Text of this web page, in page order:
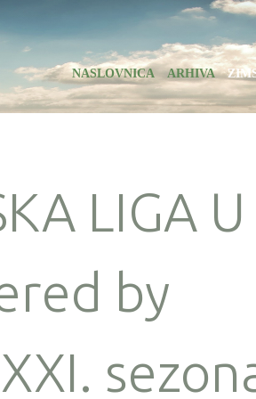
NASLOVNICA ARHIVA
LIGA U
by